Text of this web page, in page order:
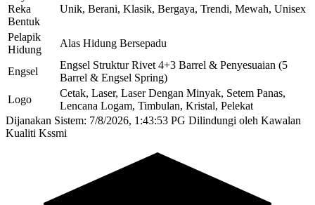
Reka
Bentuk
Unik, Berani, Klasik, Bergaya, Trendi, Mewah, Unisex
Pelapik
Hidung
Alas Hidung Bersepadu
Engsel
Engsel Struktur Rivet 4+3 Barrel & Penyesuaian (5
Barrel & Engsel Spring)
Logo
Cetak, Laser, Laser Dengan Minyak, Setem Panas,
Lencana Logam, Timbulan, Kristal, Pelekat
Dijanakan Sistem: 7/8/2026, 1:43:53 PG Dilindungi oleh Kawalan
Kualiti Kssmi